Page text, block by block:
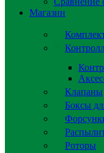
Магазин
Клапаны
Боксы
Роторы